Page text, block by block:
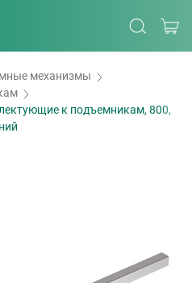
механизмы
к подъемникам, 800,